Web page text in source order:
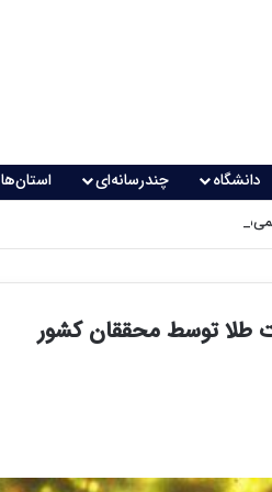
دانشگاه چندرسانه‌ای استان‌ها
طلا توسط محققان کشور